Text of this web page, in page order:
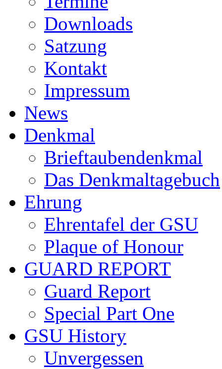
Downloads
Satzung
Kontakt
Impressum
News
Denkmal
Brieftaubendenkmal
Das Denkmaltagebuch
Ehrung
Ehrentafel der GSU
Plaque of Honour
GUARD REPORT
Guard Report
Special Part One
GSU History
Unvergessen